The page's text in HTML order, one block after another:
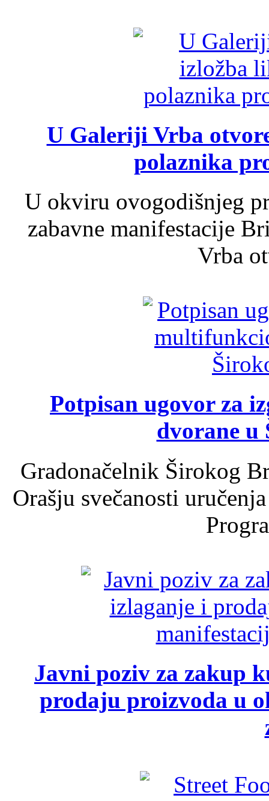
U Galeriji Vrba
polaznika
U okviru ovogodišnjeg
zabavne manifestacije
Vrba
Potpisan ugovor za
dvorane u
Gradonačelnik Širokog
Orašju svečanosti
Javni poziv za zakup
prodaju proizvoda u